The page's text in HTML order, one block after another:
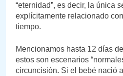
“eternidad”, es decir, la única
explícitamente relacionado
tiempo.
Mencionamos hasta 12 días
estos son escenarios
circuncisión. Si el bebé nació